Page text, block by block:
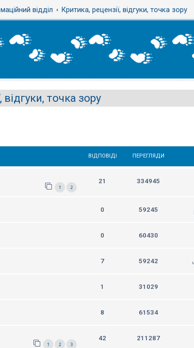
відділ Критика, рецензії, відгуки, точка зору
відгуки, точка зору
ВІДПОВІДІ ПЕРЕГЛЯДИ
1 2
21 334945
0 59245
0 60430
7 59242
1 31029
8 61534
1 2 3
42 211287